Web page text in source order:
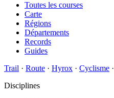
Toutes les courses
Carte
Régions
Départements
Records
Guides
Trail · Route · Hyrox · Cyclisme ·
Disciplines